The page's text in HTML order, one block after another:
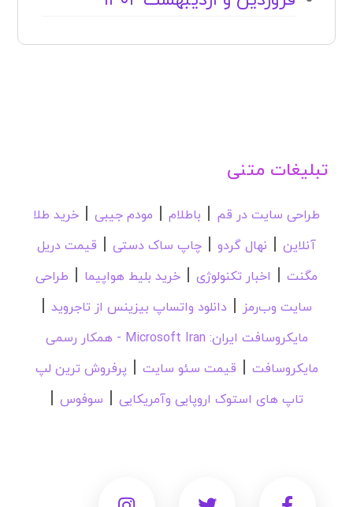
فروردین و اردیبهشت ۱۴۰۲
تبلیغات متنی
طراحی سایت در قم | باطلام | مودم جیبی | خرید طلا
آنلاین | نهال گردو | چاپ ساک دستی | قیمت دریل
مگنت | اخبار تکنولوژی | خرید بلیط هواپیما | طراحی
سایت وب‌رمز| دانلود واتساپ بیزینس از تاجروید |
مایکروسافت ایران: Microsoft Iran - همکار رسمی
مایکروسافت | قیمت سئو سایت |پرفروش ترین لپ
تاپ های استوک اروپایی وآمریکایی | سوفوس |